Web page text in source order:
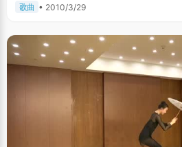
歌曲 • 2010/3/29